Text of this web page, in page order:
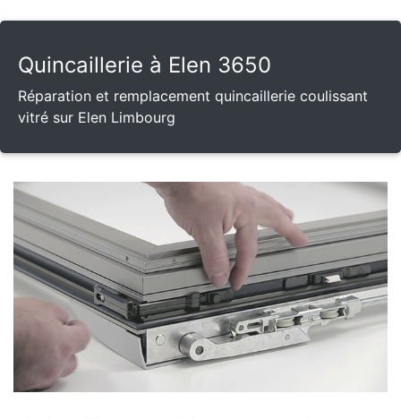
Quincaillerie à Elen 3650
Réparation et remplacement quincaillerie coulissant
vitré sur Elen Limbourg